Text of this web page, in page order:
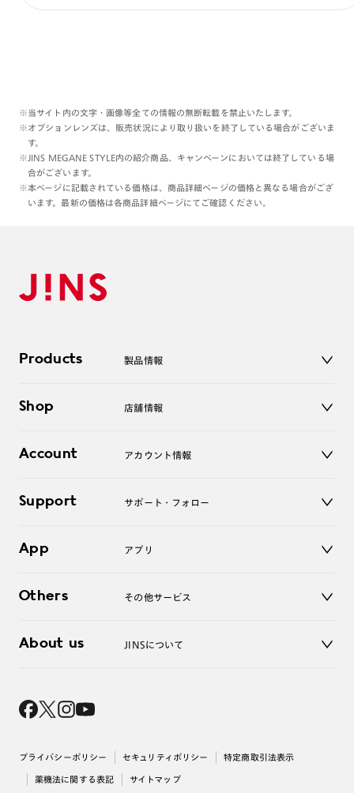
※当サイト内の文字・画像等全ての情報の無断転載を禁止いたします。
※オプションレンズは、販売状況により取り扱いを終了している場合がございま
す。
※JINS MEGANE STYLE内の紹介商品、キャンペーンにおいては終了している場
合がございます。
※本ページに記載されている価格は、商品詳細ページの価格と異なる場合がござ
います。最新の価格は各商品詳細ページにてご確認ください。
Products 製品情報
サングラス
コンタクトレンズ
アクセサリー
Shop 店舗情報
オンラインショップ
Account アカウント情報
ログアウト
Support サポート・フォロー
よくあるご質問
お問い合わせ
App アプリ
Others その他サービス
レンズ交換
About us JINSについて
採用情報
出店について
プライバシーポリシー セキュリティポリシー 特定商取引法表示
薬機法に関する表記 サイトマップ